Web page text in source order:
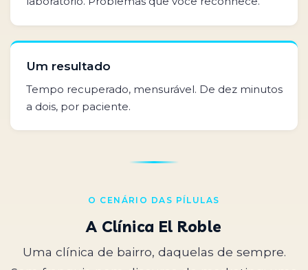
Um resultado
Tempo recuperado, mensurável. De dez minutos
a dois, por paciente.
O CENÁRIO DAS PÍLULAS
A Clínica El Roble
Uma clínica de bairro, daquelas de sempre.